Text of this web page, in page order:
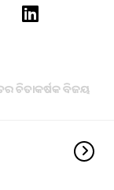
ଚିତାକର୍ଷକ ବିଜୟ